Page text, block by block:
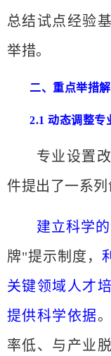
总结试点经验
举措。
二、重点举措
2.1 动态调整专
专业设置
件提出了一系列
建立科学
牌"提示制 度 ，
关键领域人才
提供科学依据
率低、与产业